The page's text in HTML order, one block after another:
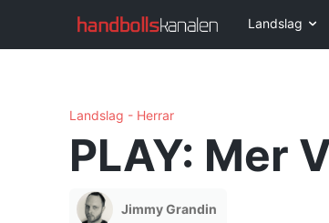
Landslag
Landslag - Herrar
PLAY: Mer
Jimmy Grandin